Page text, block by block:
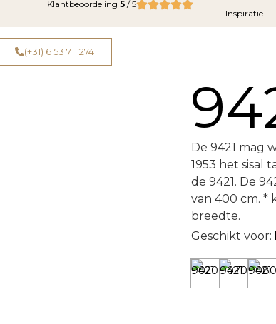
Klantbeoordeling 5 / 5
Inspiratie
(+31) 6 53 711 274
De 9421 mag
1953 het sisal
de 9421. De
van 400 cm. *
breedte.
Geschikt voor: